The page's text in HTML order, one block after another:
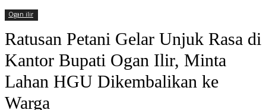
Ogan ilir
Ratusan Petani Gelar Unjuk Rasa di
Kantor Bupati Ogan Ilir, Minta
Lahan HGU Dikembalikan ke
Warga